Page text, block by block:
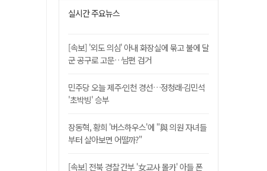
실시간 주요뉴스
[속보] '외도 의심' 아내 화장실에 묶고 불에 달
군 공구로 고문…남편 검거
민주당 오늘 제주·인천 경선…정청래·김민석
'초박빙' 승부
장동혁, 황희 '버스하우스'에 "與 의원 자녀들
부터 살아보면 어떨까?"
[속보] 전북 경찰 간부 '女교사 몰카' 아들 폰